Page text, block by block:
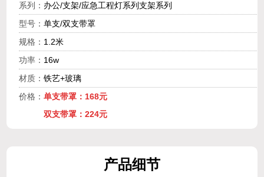
系列： 办公/支架/应急工程灯系列支架系列
型号： 单支/双支带罩
规格： 1.2米
功率： 16w
材质： 铁艺+玻璃
价格： 单支带罩：168元
双支带罩：224元
产品细节